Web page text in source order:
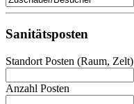
Sanitätsposten
Standort Posten (Raum, Zelt)
Anzahl Posten